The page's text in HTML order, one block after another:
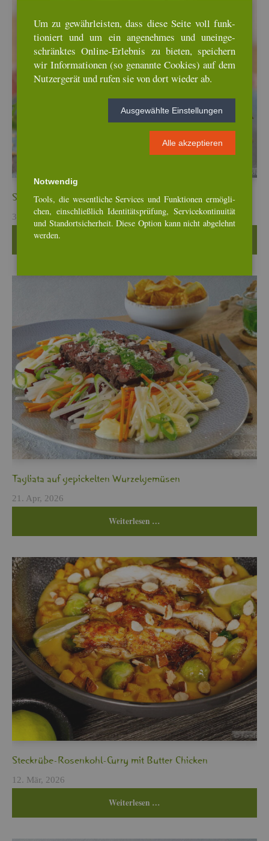
Sel­le­rie­bur­ger mit Qui­noa-Ched­dar-Patty
31. Mai, 2026
Ta­glia­ta auf ge­pi­ckel­ten Wur­zel­ge­mü­sen
21. Apr, 2026
Wei­ter­le­sen …
Steck­rü­be-Ro­sen­kohl-Curry mit But­ter Chi­cken
12. Mär, 2026
Wei­ter­le­sen …
Um zu ge­währ­leis­ten, dass diese Seite voll funk­
tio­niert und um ein an­ge­neh­mes und un­ein­ge­
schränk­tes On­line-Er­leb­nis zu bie­ten, spei­chern
wir In­for­ma­tio­nen (so ge­nann­te Coo­kies) auf dem
Nut­zer­ge­rät und rufen sie von dort wie­der ab.
Aus­ge­wähl­te Ein­stel­lun­gen
Alle ak­zep­tie­ren
Not­wen­dig
Tools, die we­sent­li­che Ser­vices und Funk­tio­nen er­mög­li­
chen, ein­schlie­ß­lich Iden­ti­täts­prü­fung, Ser­vice­kon­ti­nui­tät
und Stand­ort­si­cher­heit. Diese Op­ti­on kann nicht ab­ge­lehnt
wer­den.